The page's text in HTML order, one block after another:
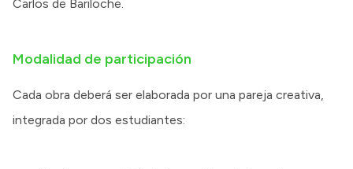
Carlos de Bariloche.
Modalidad de participación
Cada obra deberá ser elaborada por una pareja creativa,
integrada por dos estudiantes: